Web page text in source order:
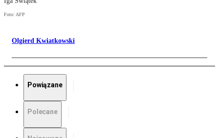
Foto: AFP
Olgierd Kwiatkowski
Powiązane
Polecane